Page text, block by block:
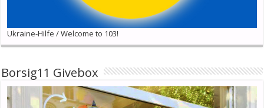
Ukraine-Hilfe / Welcome to 103!
Borsig11 Givebox